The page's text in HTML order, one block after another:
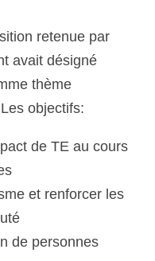
retenue par
avait désigné
thème
objectifs:
de TE au cours
et renforcer les
de personnes